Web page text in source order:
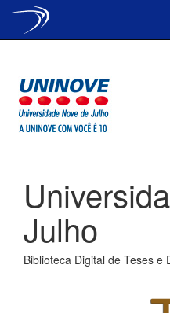
Julho
Biblioteca Digital de Teses e